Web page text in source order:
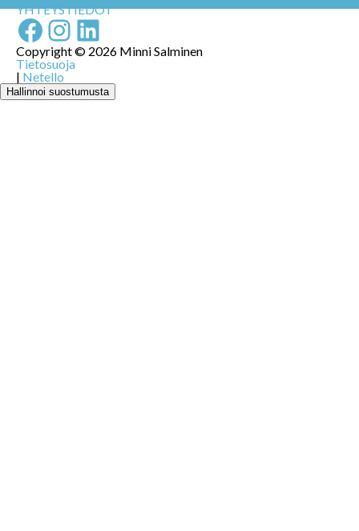
YHTEYSTIEDOT
Facebook
Instagram
LinkedIn
Copyright © 2026 Minni Salminen
Tietosuoja
| Netello
Hallinnoi suostumusta